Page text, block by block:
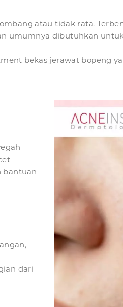
atau tidak rata.
umumnya dibutuhkan
bekas jerawat bopeng
bantuan
dari